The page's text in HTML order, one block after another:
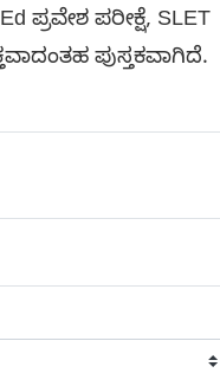
ಪರೀಕ್ಷೆ, SLET
ಪುಸ್ತಕವಾಗಿದೆ.